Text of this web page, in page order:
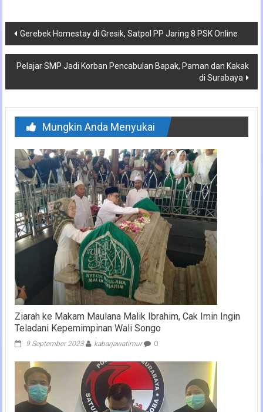
Navigasi
pos
Gerebek Homestay di Gresik, Satpol PP Jaring 8 PSK Online
Pelajar SMP Jadi Korban Pencabulan Bapak, Paman dan Kakak
di Surabaya
Mungkin Anda Menyukai
Ziarah ke Makam Maulana Malik Ibrahim, Cak Imin Ingin
Teladani Kepemimpinan Wali Songo
9 September 2023 kabarjawatimur 0